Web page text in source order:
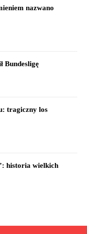
nazwano
Bundesligę
tragiczny los
historia wielkich